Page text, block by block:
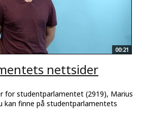
00:21
nettsider
for studentparlamentet (2919), Marius
kan finne på studentparlamentets